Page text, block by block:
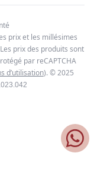
prix et les millésimes
prix des produits sont
par reCAPTCHA
d’utilisation). © 2025